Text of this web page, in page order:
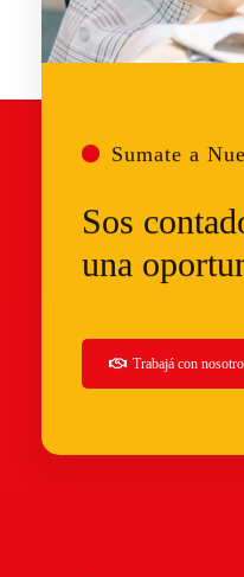
Sumate a
Sos
una
Trabajácon